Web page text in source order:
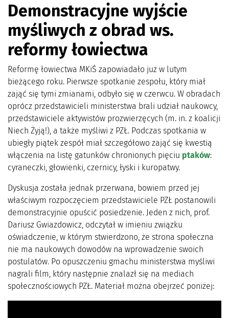
Demonstracyjne wyjście
myśliwych z obrad ws.
reformy łowiectwa
Reformę łowiectwa MKiŚ zapowiadało już w lutym
bieżącego roku. Pierwsze spotkanie zespołu, który miał
zająć się tymi zmianami, odbyło się w czerwcu. W obradach
oprócz przedstawicieli ministerstwa brali udział naukowcy,
przedstawiciele aktywistów prozwierzęcych (m. in. z koalicji
Niech Żyją!), a także myśliwi z PZŁ. Podczas spotkania w
ubiegły piątek zespół miał szczegółowo zająć się kwestią
włączenia na listę gatunków chronionych pięciu ptaków:
cyraneczki, głowienki, czernicy, łyski i kuropatwy.
Dyskusja została jednak przerwana, bowiem przed jej
właściwym rozpoczęciem przedstawiciele PZŁ postanowili
demonstracyjnie opuścić posiedzenie. Jeden z nich, prof.
Dariusz Gwiazdowicz, odczytał w imieniu związku
oświadczenie, w którym stwierdzono, że strona społeczna
nie ma naukowych dowodów na wprowadzenie swoich
postulatów. Po opuszczeniu gmachu ministerstwa myśliwi
nagrali film, który następnie znalazł się na mediach
społecznościowych PZŁ. Materiał można obejrzeć poniżej: